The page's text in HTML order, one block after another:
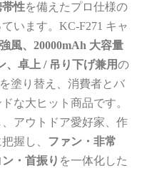
性を備えたプロ仕様の
います。KC‑F271 キャ
風、20000mAh 大容量
卓上 / 吊り下げ兼用の
塗り替え、消費者とバ
な大ヒット商品です。
アウトドア愛好家、作
握し、 ファン・非常
・首振り を一体化した